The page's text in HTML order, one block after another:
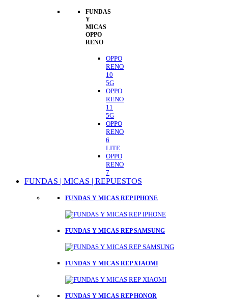
FUNDAS
Y
MICAS
OPPO
RENO
OPPO
RENO
10
5G
OPPO
RENO
11
5G
OPPO
RENO
6
LITE
OPPO
RENO
7
FUNDAS | MICAS | REPUESTOS
FUNDAS Y MICAS REP IPHONE
FUNDAS Y MICAS REP SAMSUNG
FUNDAS Y MICAS REP XIAOMI
FUNDAS Y MICAS REP HONOR